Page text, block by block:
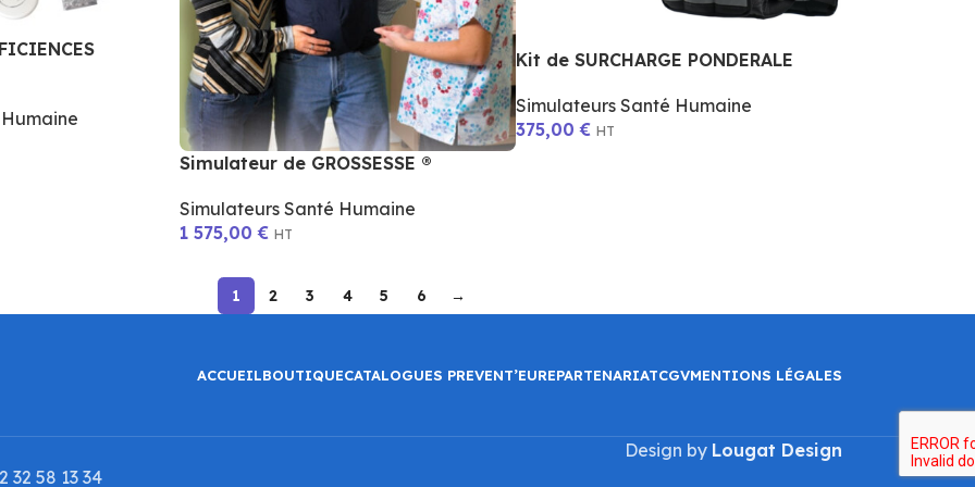
Kit de SURCHARGE PONDERALE
Simulateurs Santé Humaine
375,00€ HT
Simulateur de GROSSESSE ®
Simulateurs Santé Humaine
1 575,00€ HT
1 2 3 4 5 6 →
ACCUEILBOUTIQUECATALOGUES PREVENT’EUREPARTENARIATCGVMENTIONS LÉGALES
32 58 13 34
Design by Lougat Design